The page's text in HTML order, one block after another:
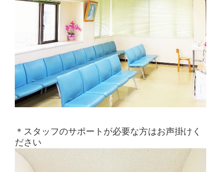
＊スタッフのサポートが必要な方はお声掛けく
ださい